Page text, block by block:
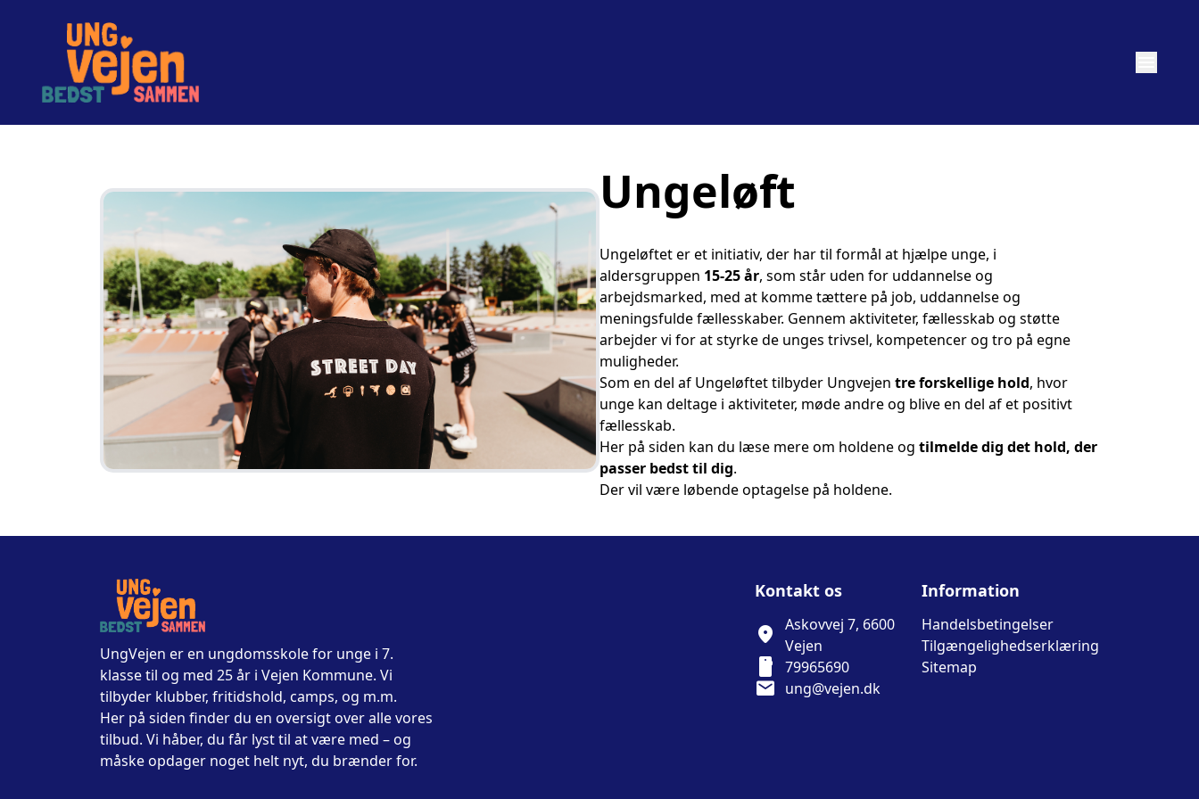
Ungeløft
Ungeløftet er et initiativ, der har til formål at hjælpe unge, i
aldersgruppen 15-25 år, som står uden for uddannelse og
arbejdsmarked, med at komme tættere på job, uddannelse og
meningsfulde fællesskaber. Gennem aktiviteter, fællesskab og støtte
arbejder vi for at styrke de unges trivsel, kompetencer og tro på egne
muligheder.
Som en del af Ungeløftet tilbyder Ungvejen tre forskellige hold, hvor
unge kan deltage i aktiviteter, møde andre og blive en del af et positivt
fællesskab.
Her på siden kan du læse mere om holdene og tilmelde dig det hold, der
passer bedst til dig.
Der vil være løbende optagelse på holdene.
UngVejen er en ungdomsskole for unge i 7.
klasse til og med 25 år i Vejen Kommune. Vi
tilbyder klubber, fritidshold, camps, og m.m.
Her på siden finder du en oversigt over alle vores
tilbud. Vi håber, du får lyst til at være med – og
måske opdager noget helt nyt, du brænder for.
Kontakt os
location_on
Askovvej 7, 6600
Vejen
smartphone 79965690
mail ung@vejen.dk
Information
Handelsbetingelser
Tilgængelighedserklæring
Sitemap